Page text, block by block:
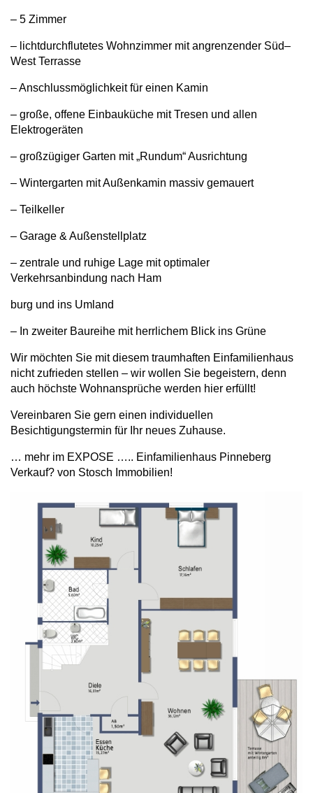
– 5 Zimmer
– lichtdurchflutetes Wohnzimmer mit angrenzender Süd–
West Terrasse
– Anschlussmöglichkeit für einen Kamin
– große, offene Einbauküche mit Tresen und allen
Elektrogeräten
– großzügiger Garten mit „Rundum“ Ausrichtung
– Wintergarten mit Außenkamin massiv gemauert
– Teilkeller
– Garage & Außenstellplatz
– zentrale und ruhige Lage mit optimaler
Verkehrsanbindung nach Ham
burg und ins Umland
– In zweiter Baureihe mit herrlichem Blick ins Grüne
Wir möchten Sie mit diesem traumhaften Einfamilienhaus
nicht zufrieden stellen – wir wollen Sie begeistern, denn
auch höchste Wohnansprüche werden hier erfüllt!
Vereinbaren Sie gern einen individuellen
Besichtigungstermin für Ihr neues Zuhause.
… mehr im EXPOSE ….. Einfamilienhaus Pinneberg
Verkauf? von Stosch Immobilien!